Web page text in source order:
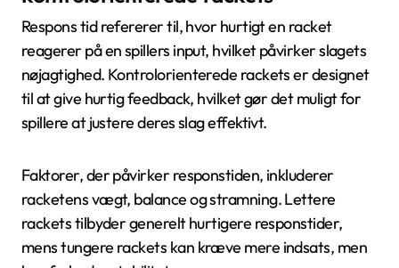
Respons tid refererer til, hvor hurtigt en racket
reagerer på en spillers input, hvilket påvirker slagets
nøjagtighed. Kontrolorienterede rackets er designet
til at give hurtig feedback, hvilket gør det muligt for
spillere at justere deres slag effektivt.
Faktorer, der påvirker responstiden, inkluderer
racketens vægt, balance og stramning. Lettere
rackets tilbyder generelt hurtigere responstider,
mens tungere rackets kan kræve mere indsats, men